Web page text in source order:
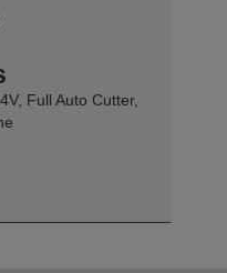
Full Auto Cutter,